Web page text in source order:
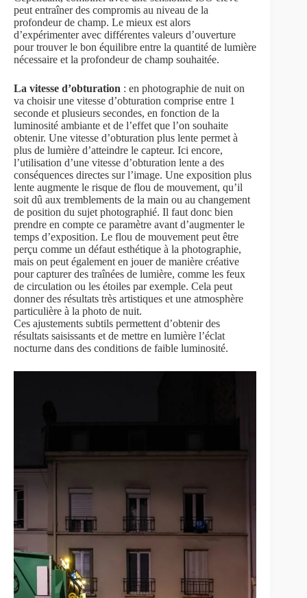
peut entraîner des compromis au niveau de la
profondeur de champ. Le mieux est alors
d’expérimenter avec différentes valeurs d’ouverture
pour trouver le bon équilibre entre la quantité de lumière
nécessaire et la profondeur de champ souhaitée.
La vitesse d’obturation : en photographie de nuit on
va choisir une vitesse d’obturation comprise entre 1
seconde et plusieurs secondes, en fonction de la
luminosité ambiante et de l’effet que l’on souhaite
obtenir. Une vitesse d’obturation plus lente permet à
plus de lumière d’atteindre le capteur. Ici encore,
l’utilisation d’une vitesse d’obturation lente a des
conséquences directes sur l’image. Une exposition plus
lente augmente le risque de flou de mouvement, qu’il
soit dû aux tremblements de la main ou au changement
de position du sujet photographié. Il faut donc bien
prendre en compte ce paramètre avant d’augmenter le
temps d’exposition. Le flou de mouvement peut être
perçu comme un défaut esthétique à la photographie,
mais on peut également en jouer de manière créative
pour capturer des traînées de lumière, comme les feux
de circulation ou les étoiles par exemple. Cela peut
donner des résultats très artistiques et une atmosphère
particulière à la photo de nuit.
Ces ajustements subtils permettent d’obtenir des
résultats saisissants et de mettre en lumière l’éclat
nocturne dans des conditions de faible luminosité.